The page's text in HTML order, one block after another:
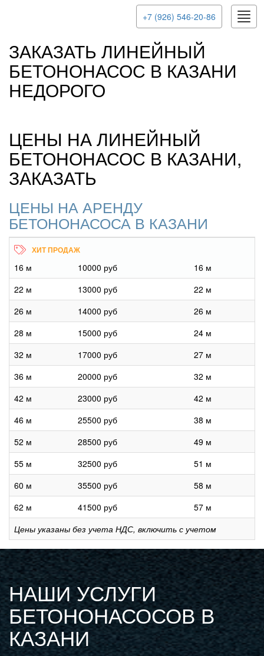
+7 (926) 546-20-86
ЗАКАЗАТЬ ЛИНЕЙНЫЙ
БЕТОНОНАСОС В КАЗАНИ
НЕДОРОГО
ЦЕНЫ НА ЛИНЕЙНЫЙ
БЕТОНОНАСОС В КАЗАНИ,
ЗАКАЗАТЬ
ЦЕНЫ НА АРЕНДУ
БЕТОНОНАСОСА В КАЗАНИ
16 м 10000 руб
16 м
22 м
13000 руб
22 м
26 м
14000 руб
26 м
28 м
15000 руб
24 м
32 м
17000 руб
27 м
36 м
20000 руб
32 м
42 м
23000 руб
42 м
46 м
25500 руб
38 м
52 м
28500 руб
49 м
55 м
32500 руб
51 м
60 м
35500 руб
58 м
62 м
41500 руб
57 м
Цены указаны без учета НДС, включить с учетом
НАШИ УСЛУГИ
БЕТОНОНАСОСОВ В
КАЗАНИ